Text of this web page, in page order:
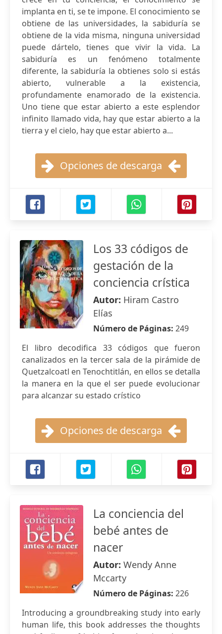
implanta en ti, se te impone. El conocimiento se
obtiene de las universidades, la sabiduría se
obtiene de la vida misma, ninguna universidad
puede dártelo, tienes que vivir la vida. La
sabiduría es un fenómeno totalmente
diferente, la sabiduría la obtienes solo si estás
abierto, vulnerable a la existencia,
profundamente enamorado de la existencia.
Uno tiene que estar abierto a este esplendor
infinito llamado vida, hay que estar abierto a la
tierra y el cielo, hay que estar abierto a...
Opciones de descarga
Los 33 códigos de
gestación de la
conciencia crística
Autor: Hiram Castro
Elías
Número de Páginas: 249
El libro decodifica 33 códigos que fueron
canalizados en la tercer sala de la pirámide de
Quetzalcoatl en Tenochtitlán, en ellos se detalla
la manera en la que el ser puede evolucionar
para alcanzar su estado crístico
Opciones de descarga
La conciencia del
bebé antes de
nacer
Autor: Wendy Anne
Mccarty
Número de Páginas: 226
Introducing a groundbreaking study into early
human life, this book addresses the thoughts